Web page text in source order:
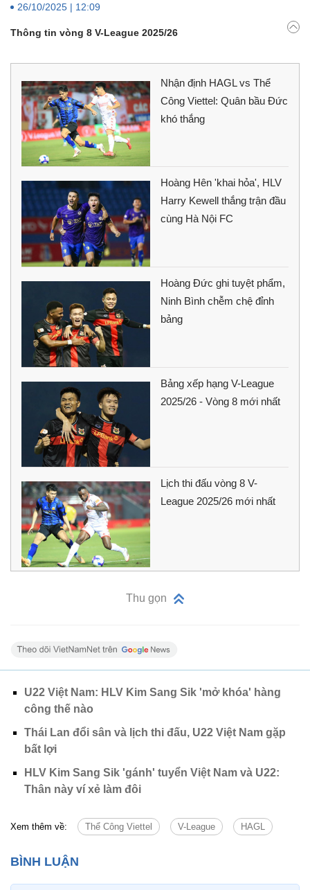
26/10/2025 | 12:09
Thông tin vòng 8 V-League 2025/26
Nhận định HAGL vs Thể
Công Viettel: Quân bầu Đức
khó thắng
Hoàng Hên 'khai hỏa', HLV
Harry Kewell thắng trận đầu
cùng Hà Nội FC
Hoàng Đức ghi tuyệt phẩm,
Ninh Bình chễm chệ đỉnh
bảng
Bảng xếp hạng V-League
2025/26 - Vòng 8 mới nhất
Lịch thi đấu vòng 8 V-
League 2025/26 mới nhất
Thu gọn
U22 Việt Nam: HLV Kim Sang Sik 'mở khóa' hàng
công thế nào
Thái Lan đổi sân và lịch thi đấu, U22 Việt Nam gặp
bất lợi
HLV Kim Sang Sik 'gánh' tuyển Việt Nam và U22:
Thân này ví xẻ làm đôi
Xem thêm về: Thể Công Viettel V-League HAGL